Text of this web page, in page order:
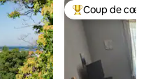
Coups de cœur
Coup de cœur